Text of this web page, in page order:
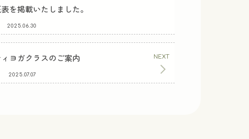
を掲載いたしました。
2025.06.30
ヨガクラスのご案内
2025.07.07